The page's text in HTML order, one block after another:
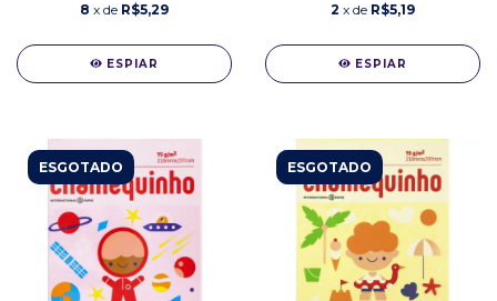
8 x de R$5,29
ESPIAR
2 x de R$5,19
ESPIAR
ESGOTADO ESGOTADO